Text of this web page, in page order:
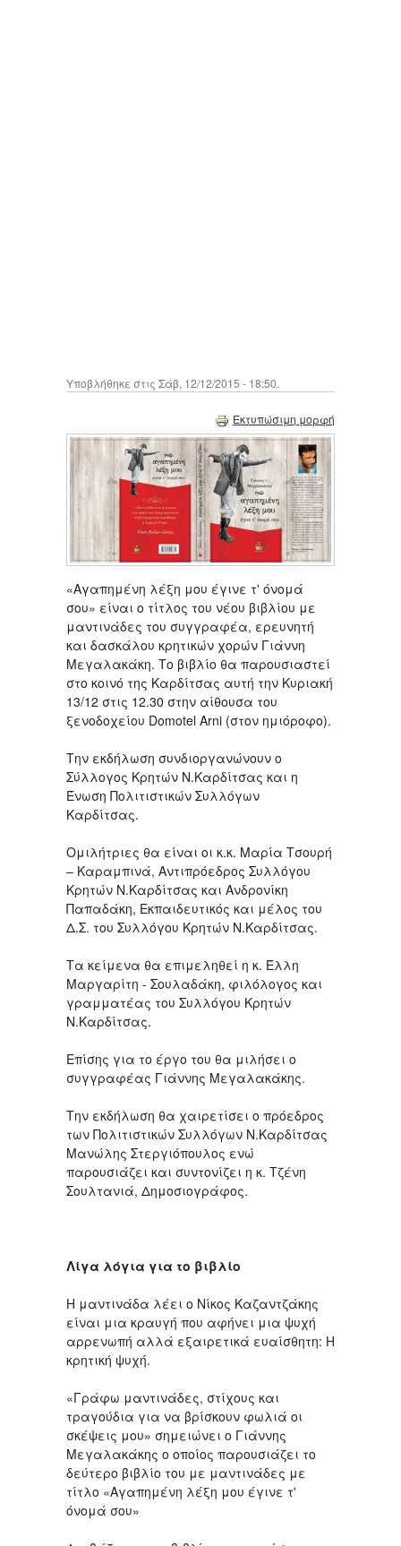
Υποβλήθηκε στις Σάβ, 12/12/2015 - 18:50.
Εκτυπώσιμη μορφή
«Αγαπημένη λέξη μου έγινε τ' όνομά
σου» είναι ο τίτλος του νέου βιβλίου με
μαντινάδες του συγγραφέα, ερευνητή
και δασκάλου κρητικών χορών Γιάννη
Μεγαλακάκη. Το βιβλίο θα παρουσιαστεί
στο κοινό της Καρδίτσας αυτή την Κυριακή
13/12 στις 12.30 στην αίθουσα του
ξενοδοχείου Domotel Arni (στον ημιόροφο).
Την εκδήλωση συνδιοργανώνουν ο
Σύλλογος Κρητών Ν.Καρδίτσας και η
Ένωση Πολιτιστικών Συλλόγων
Καρδίτσας.
Ομιλήτριες θα είναι οι κ.κ. Μαρία Τσουρή
– Καραμπινά, Αντιπρόεδρος Συλλόγου
Κρητών Ν.Καρδίτσας και Ανδρονίκη
Παπαδάκη, Εκπαιδευτικός και μέλος του
Δ.Σ. του Συλλόγου Κρητών Ν.Καρδίτσας.
Τα κείμενα θα επιμεληθεί η κ. Έλλη
Μαργαρίτη - Σουλαδάκη, φιλόλογος και
γραμματέας του Συλλόγου Κρητών
Ν.Καρδίτσας.
Επίσης για το έργο του θα μιλήσει ο
συγγραφέας Γιάννης Μεγαλακάκης.
Την εκδήλωση θα χαιρετίσει ο πρόεδρος
των Πολιτιστικών Συλλόγων Ν.Καρδίτσας
Μανώλης Στεργιόπουλος ενώ
παρουσιάζει και συντονίζει η κ. Τζένη
Σουλτανιά, Δημοσιογράφος.
Λίγα λόγια για το βιβλίο
Η μαντινάδα λέει ο Νίκος Καζαντζάκης
είναι μια κραυγή που αφήνει μια ψυχή
αρρενωπή αλλά εξαιρετικά ευαίσθητη: Η
κρητική ψυχή.
«Γράφω μαντινάδες, στίχους και
τραγούδια για να βρίσκουν φωλιά οι
σκέψεις μου» σημειώνει ο Γιάννης
Μεγαλακάκης ο οποίος παρουσιάζει το
δεύτερο βιβλίο του με μαντινάδες με
τίτλο «Αγαπημένη λέξη μου έγινε τ'
όνομά σου»